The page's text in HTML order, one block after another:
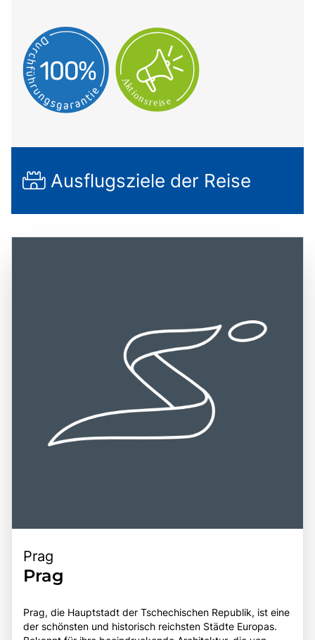
Ausflugsziele der Reise
Prag
Prag
Prag, die Hauptstadt der Tschechischen Republik, ist eine
der schönsten und historisch reichsten Städte Europas.